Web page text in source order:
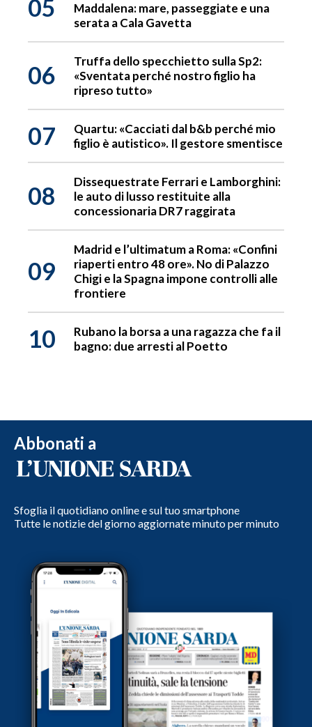
05
Maddalena: mare, passeggiate e una
serata a Cala Gavetta
06
Truffa dello specchietto sulla Sp2:
«Sventata perché nostro figlio ha
ripreso tutto»
07
Quartu: «Cacciati dal b&b perché mio
figlio è autistico». Il gestore smentisce
08
Dissequestrate Ferrari e Lamborghini:
le auto di lusso restituite alla
concessionaria DR7 raggirata
09
Madrid e l’ultimatum a Roma: «Confini
riaperti entro 48 ore». No di Palazzo
Chigi e la Spagna impone controlli alle
frontiere
10
Rubano la borsa a una ragazza che fa il
bagno: due arresti al Poetto
Abbonati a
Sfoglia il quotidiano online e sul tuo smartphone
Tutte le notizie del giorno aggiornate minuto per minuto